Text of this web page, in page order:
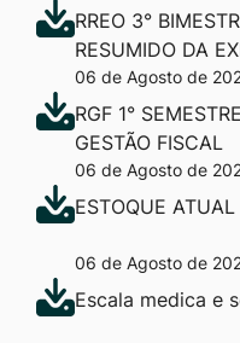
RREO 3°
RESUMIDO DA
06 de Agosto de
RGF 1°
GESTÃO FISCAL
06 de Agosto de
ESTOQUE
06 de Agosto de
Escala medica e